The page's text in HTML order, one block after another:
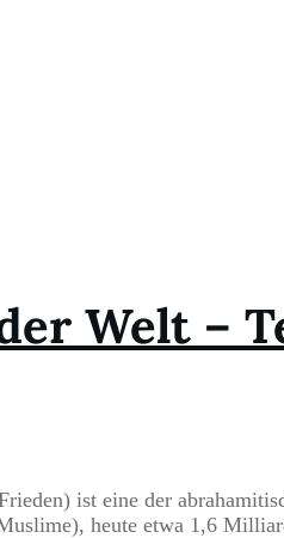
Welt –
ist eine der
heute etwa 1,6